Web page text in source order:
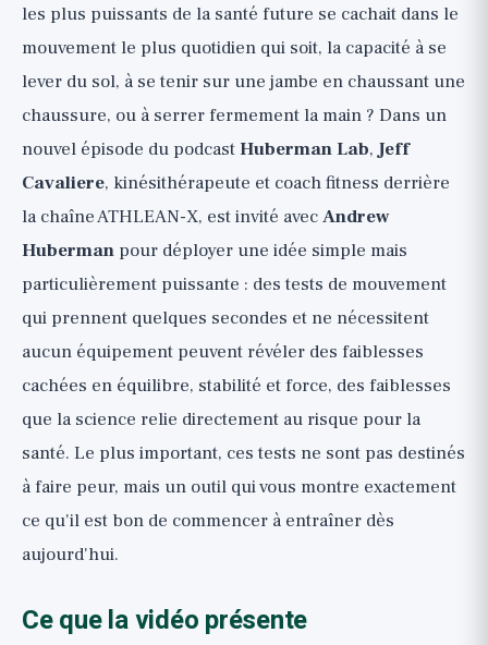
La perspective plus large
les plus puissants de la santé future se cachait dans le
mouvement le plus quotidien qui soit, la capacité à se
lever du sol, à se tenir sur une jambe en chaussant une
chaussure, ou à serrer fermement la main ? Dans un
nouvel épisode du podcastHuberman Lab,Jeff
Cavaliere, kinésithérapeute et coach fitness derrière
la chaîne ATHLEAN-X, est invité avecAndrew
Huberman pour déployer une idée simple mais
particulièrement puissante : des tests de mouvement
qui prennent quelques secondes et ne nécessitent
aucun équipement peuvent révéler des faiblesses
cachées en équilibre, stabilité et force, des faiblesses
que la science relie directement au risque pour la
santé. Le plus important, ces tests ne sont pas destinés
à faire peur, mais un outil qui vous montre exactement
ce qu'il est bon de commencer à entraîner dès
aujourd'hui.
Ce que la vidéo présente